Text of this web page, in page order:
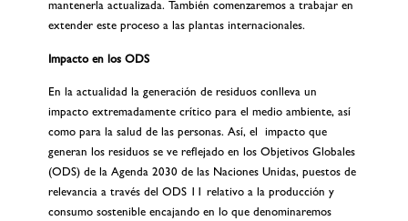
mantenerla actualizada. También comenzaremos a trabajar en
extender este proceso a las plantas internacionales.
Impacto en los ODS
En la actualidad la generación de residuos conlleva un
impacto extremadamente crítico para el medio ambiente, así
como para la salud de las personas. Así, el impacto que
generan los residuos se ve reflejado en los Objetivos Globales
(ODS) de la Agenda 2030 de las Naciones Unidas, puestos de
relevancia a través del ODS 11 relativo a la producción y
consumo sostenible encajando en lo que denominaremos